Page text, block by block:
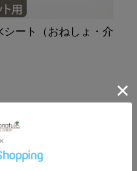
ート（おねしょ・介